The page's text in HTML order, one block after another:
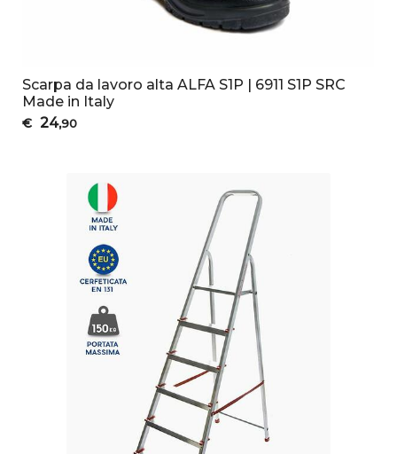
Scarpa da lavoro alta ALFA S1P | 6911 S1P SRC
Made in Italy
€ 24,90